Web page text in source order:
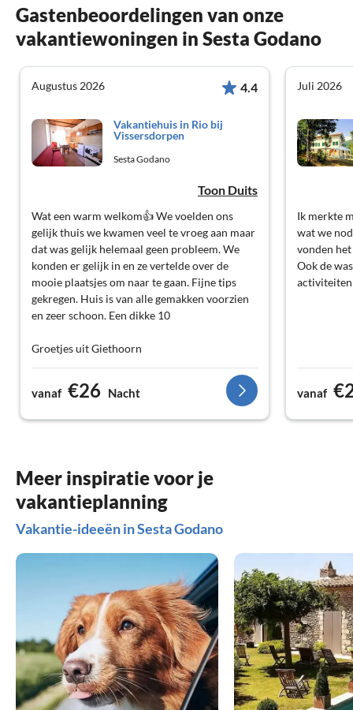
Gastenbeoordelingen van onze
vakantiewoningen in Sesta Godano
Augustus 2026 4.4
Vakantiehuis in Rio bij
Vissersdorpen
Sesta Godano
Toon Duits
Wat een warm welkom👍 We voelden ons
gelijk thuis we kwamen veel te vroeg aan maar
dat was gelijk helemaal geen probleem. We
konden er gelijk in en ze vertelde over de
mooie plaatsjes om naar te gaan. Fijne tips
gekregen. Huis is van alle gemakken voorzien
en zeer schoon. Een dikke 10
Groetjes uit Giethoorn
vanaf €26 Nacht
Juli 2026
Ik merkte
wat we
vonden
Ook de
vanaf
Meer inspiratie voor je
vakantieplanning
Vakantie-ideeën in Sesta Godano